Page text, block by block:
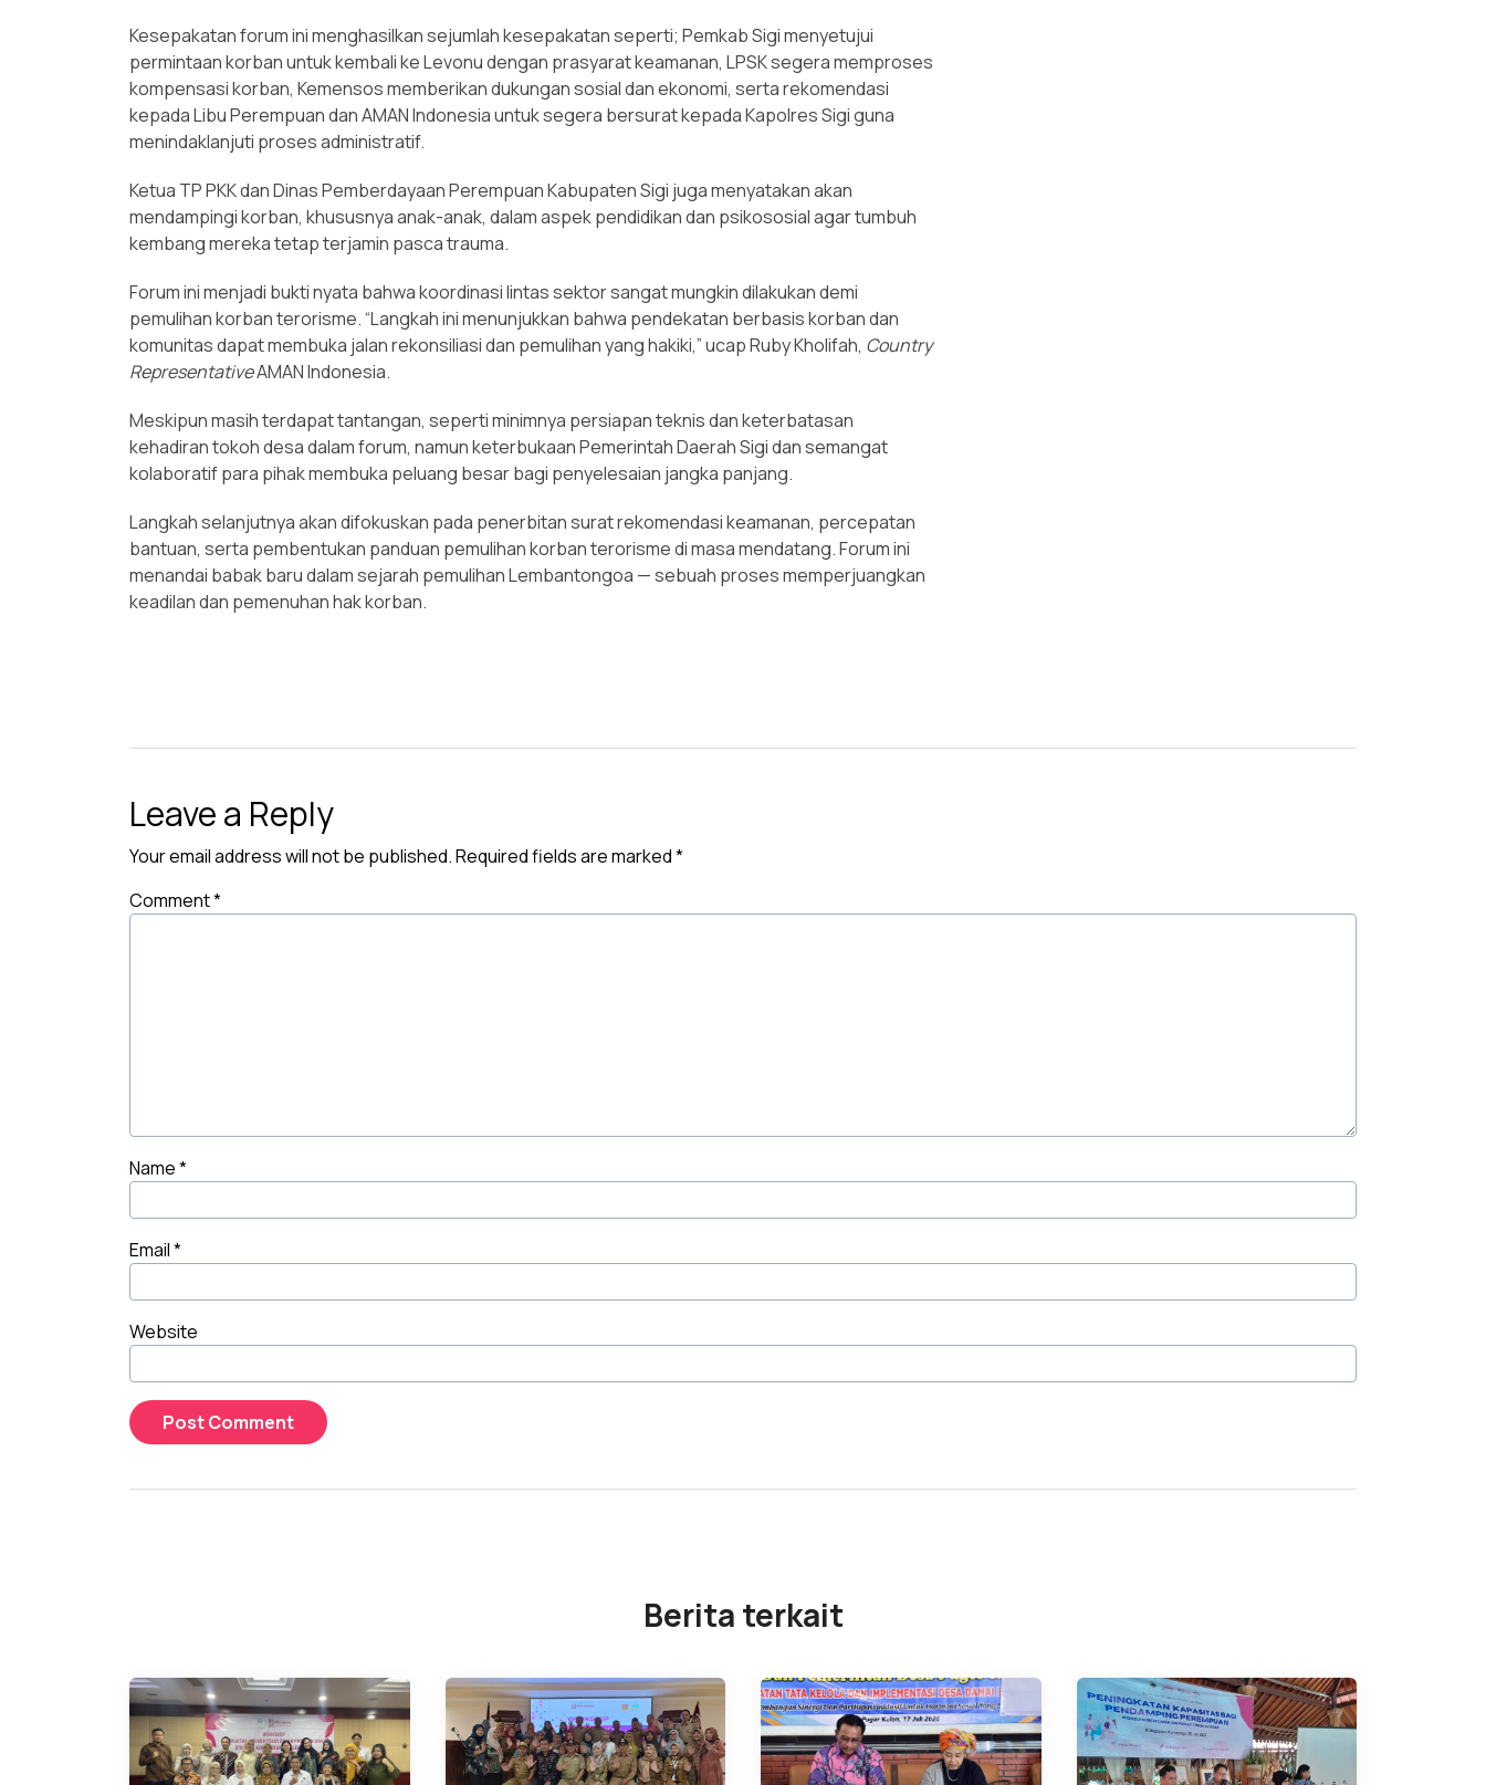
Kesepakatan forum ini menghasilkan sejumlah kesepakatan seperti; Pemkab Sigi menyetujui
permintaan korban untuk kembali ke Levonu dengan prasyarat keamanan, LPSK segera memproses
kompensasi korban, Kemensos memberikan dukungan sosial dan ekonomi, serta rekomendasi
kepada Libu Perempuan dan AMAN Indonesia untuk segera bersurat kepada Kapolres Sigi guna
menindaklanjuti proses administratif.
Ketua TP PKK dan Dinas Pemberdayaan Perempuan Kabupaten Sigi juga menyatakan akan
mendampingi korban, khususnya anak-anak, dalam aspek pendidikan dan psikososial agar tumbuh
kembang mereka tetap terjamin pasca trauma.
Forum ini menjadi bukti nyata bahwa koordinasi lintas sektor sangat mungkin dilakukan demi
pemulihan korban terorisme. “Langkah ini menunjukkan bahwa pendekatan berbasis korban dan
komunitas dapat membuka jalan rekonsiliasi dan pemulihan yang hakiki,” ucap Ruby Kholifah, Country
RepresentativeAMAN Indonesia.
Meskipun masih terdapat tantangan, seperti minimnya persiapan teknis dan keterbatasan
kehadiran tokoh desa dalam forum, namun keterbukaan Pemerintah Daerah Sigi dan semangat
kolaboratif para pihak membuka peluang besar bagi penyelesaian jangka panjang.
Langkah selanjutnya akan difokuskan pada penerbitan surat rekomendasi keamanan, percepatan
bantuan, serta pembentukan panduan pemulihan korban terorisme di masa mendatang. Forum ini
menandai babak baru dalam sejarah pemulihan Lembantongoa — sebuah proses memperjuangkan
keadilan dan pemenuhan hak korban.
Leave a Reply
Your email address will not be published.Required fields are marked*
Comment*
Name*
Email*
Website
Berita terkait